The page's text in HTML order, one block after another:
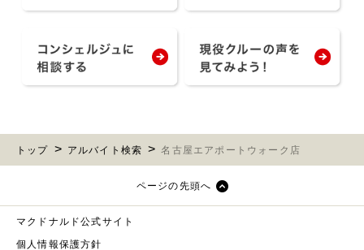
トップ アルバイト検索 名古屋エアポートウォーク店
ページの先頭へ
マクドナルド公式サイト
個人情報保護方針